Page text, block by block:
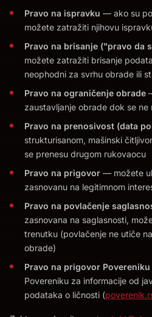
Pravo na ispravku — ako su
možete zatražiti njihovu
Pravo na brisanje ("pravo da
možete zatražiti brisanje
neophodni za svrhu obrade ili
Pravo na ograničenje obrade
zaustavljanje obrade dok se ne
Pravo na prenosivost (data
strukturisanom, mašinski
se prenesu drugom rukovaocu
Pravo na prigovor — možete
zasnovanu na legitimnom
Pravo na povlačenje
zasnovana na saglasnosti,
trenutku (povlačenje ne utiče
obrade)
Pravo na prigovor Povereniku
Povereniku za informacije od
podataka o ličnosti (